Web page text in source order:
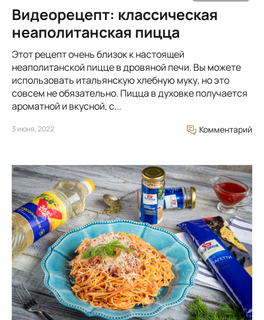
Видеорецепт: классическая
неаполитанская пицца
Этот рецепт очень близок к настоящей
неаполитанской пицце в дровяной печи. Вы можете
использовать итальянскую хлебную муку, но это
совсем не обязательно. Пицца в духовке получается
ароматной и вкусной, с...
3 июня, 2022 Комментарий